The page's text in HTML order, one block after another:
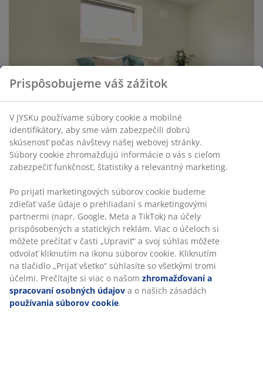
Prispôsobujeme váš zážitok
V JYSKu používame súbory cookie a mobilné
identifikátory, aby sme vám zabezpečili dobrú
skúsenosť počas návštevy našej webovej stránky.
Súbory cookie zhromažďujú informácie o vás s cieľom
zabezpečiť funkčnosť, štatistiky a relevantný marketing.
Po prijatí marketingových súborov cookie budeme
zdieľať vaše údaje o prehliadaní s marketingovými
partnermi (napr. Google, Meta a TikTok) na účely
prispôsobených a statických reklám. Viac o účeloch si
môžete prečítať v časti „Upraviť“ a svoj súhlas môžete
odvolať kliknutím na ikonu súborov cookie. Kliknutím
na tlačidlo „Prijať všetko“ súhlasíte so všetkými tromi
účelmi. Prečítajte si viac o našom zhromažďovaní a
spracovaní osobných údajov a o našich zásadách
používania súborov cookie.